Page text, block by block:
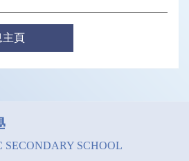
主頁
SCHOOL